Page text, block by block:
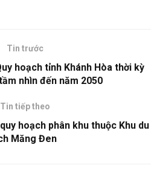
Tin trước
hoạch tỉnh Khánh Hòa thời kỳ
nhìn đến năm 2050
Tin tiếp theo
hoạch phân khu thuộc Khu du
Măng Đen